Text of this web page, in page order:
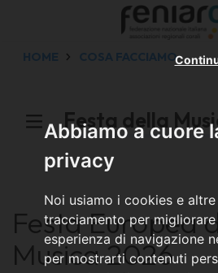
Abbiamo a cuore
privacy
Noi usiamo i cookies e
tracciamento per
esperienza di navigazione
per mostrarti contenuti
HOME COSA FACCIAMO
Festa della
Festa Europea
Musica 2026